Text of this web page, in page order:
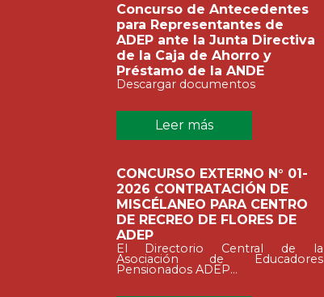
Concurso de Antecedentes
para Representantes de
ADEP ante la Junta Directiva
de la Caja de Ahorro y
Préstamo de la ANDE
Descargar documentos
Leer más
CONCURSO EXTERNO N° 01-
2026 CONTRATACIÓN DE
MISCÉLANEO PARA CENTRO
DE RECREO DE FLORES DE
ADEP
El Directorio Central de la
Asociación de Educadores
Pensionados ADEP...